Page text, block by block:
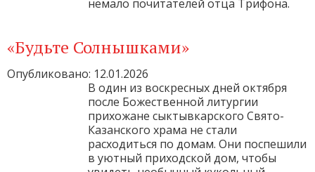
немало почитателей отца Трифона.
«Будьте Солнышками»
Опубликовано: 12.01.2026
В один из воскресных дней октября
после Божественной литургии
прихожане сыктывкарского Свято-
Казанского храма не стали
расходиться по домам. Они поспешили
в уютный приходской дом, чтобы